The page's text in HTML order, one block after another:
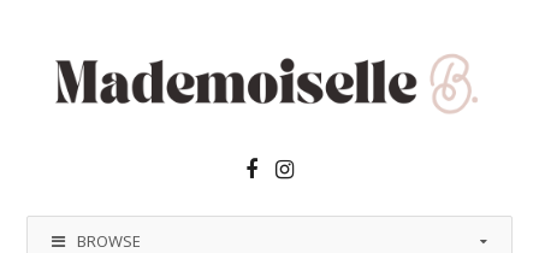
Facebook2
Instagram
BROWSE